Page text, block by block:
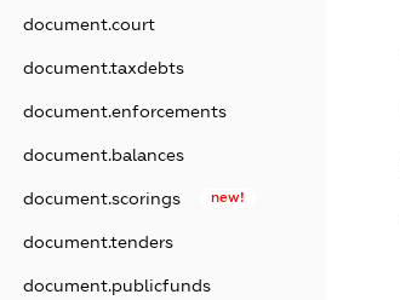
document.court
document.taxdebts
document.enforcements
document.balances
document.scorings new!
document.tenders
document.publicfunds